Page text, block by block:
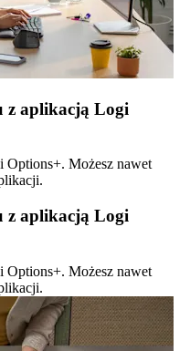
z aplikacją Logi
Możesz nawet
z aplikacją Logi
Możesz nawet